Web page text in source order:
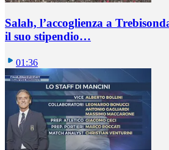
Salah, l’accoglienza a
il suo stipendio…
01:36